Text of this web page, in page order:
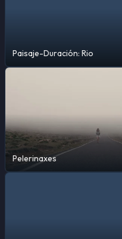
Paisaje-Duración: Rio
Pelerinaxes